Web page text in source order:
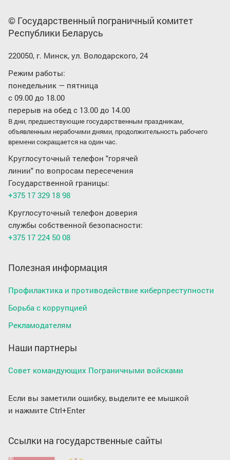
© Государственный пограничный комитет
Республики Беларусь
220050, г. Минск, ул. Володарского, 24
Режим работы:
понедельник — пятница
с 09.00 до 18.00
перерыв на обед с 13.00 до 14.00
В дни, предшествующие государственным праздникам,
объявленным нерабочими днями, продолжительность рабочего
времени сокращается на один час.
Круглосуточный телефон "горячей
линии" по вопросам пересечения
Государственной границы:
+375 17 329 18 98
Круглосуточный телефон доверия
службы собственной безопасности:
+375 17 224 50 08
Полезная информация
Профилактика и противодействие киберпреступности
Борьба с коррупцией
Рекламодателям
Наши партнеры
Совет командующих Пограничными войсками
Если вы заметили ошибку, выделите ее мышкой
и нажмите Ctrl+Enter
Ссылки на государственные сайты